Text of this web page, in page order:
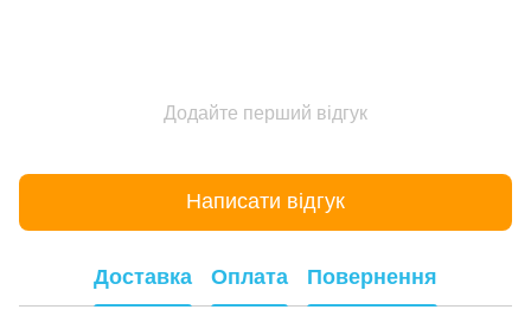
Додайте перший відгук
Написати відгук
Доставка Оплата Повернення